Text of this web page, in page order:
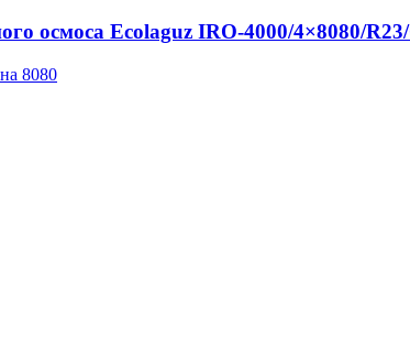
осмоса Ecolaguz IRO-4000/4×8080/
8080